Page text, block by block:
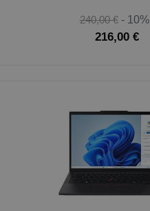
240,00 € - 10%
216,00 €